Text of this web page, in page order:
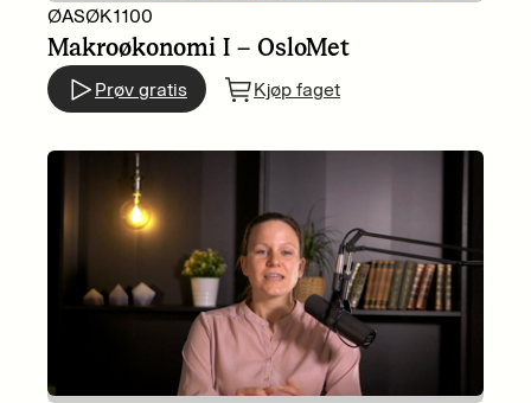
ØASØK1100
Makroøkonomi I – OsloMet
Prøv gratis Kjøp faget